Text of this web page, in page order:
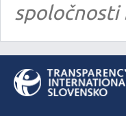
spoločnosti